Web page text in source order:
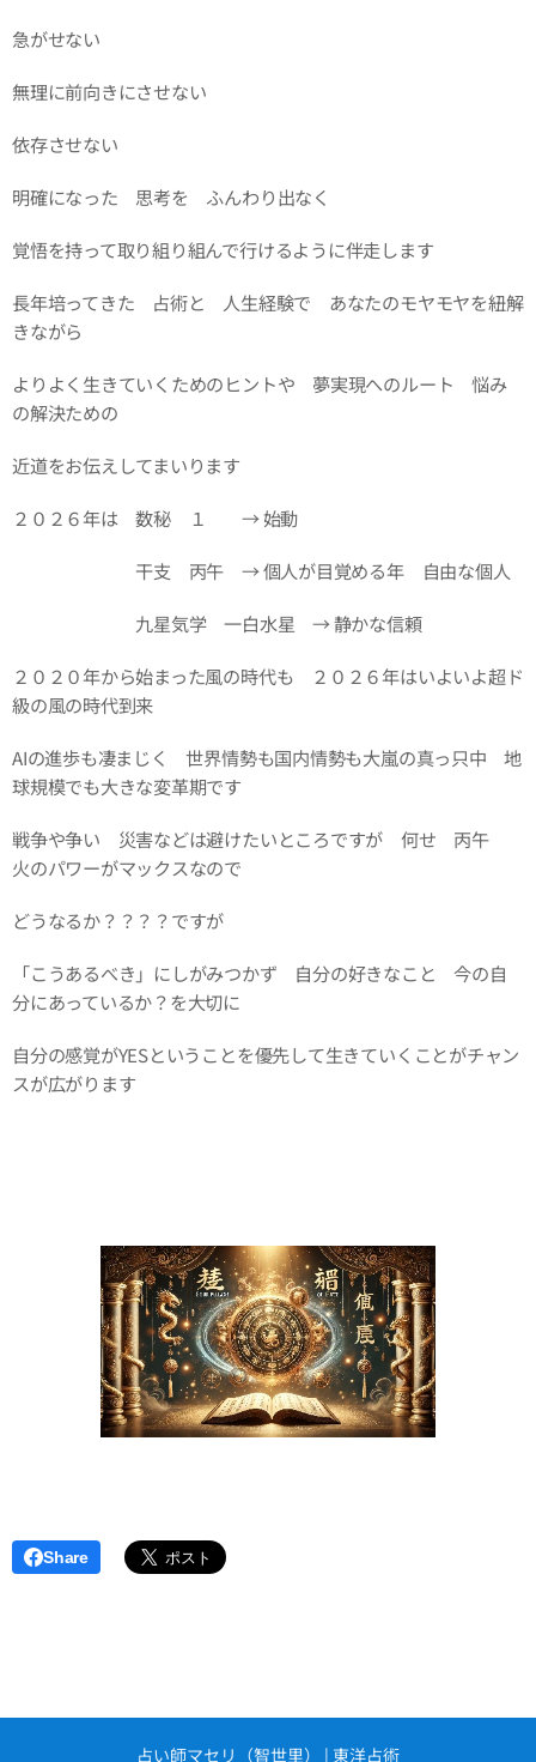
急がせない
無理に前向きにさせない
依存させない
明確になった 思考を ふんわり出なく
覚悟を持って取り組り組んで行けるように伴走します
長年培ってきた 占術と 人生経験で あなたのモヤモヤを紐解
きながら
よりよく生きていくためのヒントや 夢実現へのルート 悩み
の解決ための
近道をお伝えしてまいります
２０２６年は 数秘 １ → 始動
干支 丙午 → 個人が目覚める年 自由な個人
九星気学 一白水星 → 静かな信頼
２０２０年から始まった風の時代も ２０２６年はいよいよ超ド
級の風の時代到来
AIの進歩も凄まじく 世界情勢も国内情勢も大嵐の真っ只中 地
球規模でも大きな変革期です
戦争や争い 災害などは避けたいところですが 何せ 丙午
火のパワーがマックスなので
どうなるか？？？？ですが
「こうあるべき」にしがみつかず 自分の好きなこと 今の自
分にあっているか？を大切に
自分の感覚がYESということを優先して生きていくことがチャン
スが広がります
Share
占い師マセリ（智世里） | 東洋占術